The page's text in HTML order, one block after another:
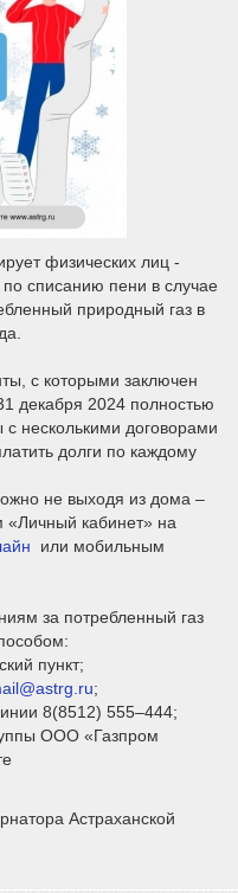
физических лиц -
по списанию пени в случае
природный газ в
с которыми заключен
декабря 2024 полностью
несколькими договорами
долги по каждому
не выходя из дома –
«Личный кабинет» на
или мобильным
за потребленный газ
пункт;
;
8(8512) 555–444;
ООО «Газпром
Астраханской